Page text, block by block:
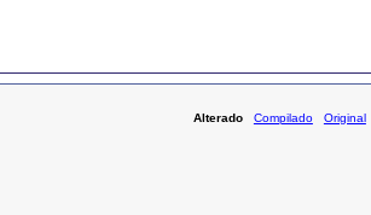
Alterado Compilado Original